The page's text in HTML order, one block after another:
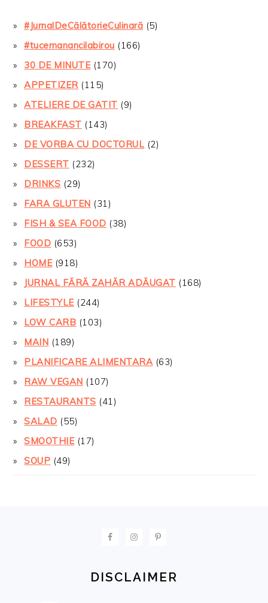
#JurnalDeCălătorieCulinară (5)
#tucemanancilabirou (166)
30 DE MINUTE(170)
APPETIZER(115)
ATELIERE DE GATIT (9)
BREAKFAST (143)
DE VORBA CU DOCTORUL (2)
DESSERT (232)
DRINKS (29)
FARA GLUTEN (31)
FISH & SEA FOOD (38)
FOOD (653)
HOME(918)
JURNAL FĂRĂ ZAHĂR ADĂUGAT (168)
LIFESTYLE(244)
LOW CARB (103)
MAIN (189)
PLANIFICARE ALIMENTARA(63)
RAW VEGAN (107)
RESTAURANTS (41)
SALAD (55)
SMOOTHIE(17)
SOUP (49)
DISCLAIMER